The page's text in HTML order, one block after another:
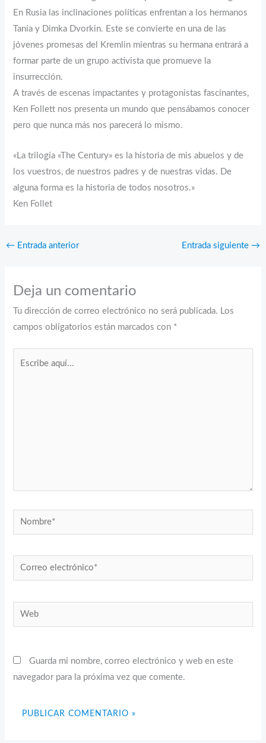
En Rusia las inclinaciones políticas enfrentan a los hermanos
Tania y Dimka Dvorkin. Este se convierte en una de las
jóvenes promesas del Kremlin mientras su hermana entrará a
formar parte de un grupo activista que promueve la
insurrección.
A través de escenas impactantes y protagonistas fascinantes,
Ken Follett nos presenta un mundo que pensábamos conocer
pero que nunca más nos parecerá lo mismo.
«La trilogía «The Century» es la historia de mis abuelos y de
los vuestros, de nuestros padres y de nuestras vidas. De
alguna forma es la historia de todos nosotros.»
Ken Follet
← Entrada anterior Entrada siguiente →
Deja un comentario
Tu dirección de correo electrónico no será publicada. Los
campos obligatorios están marcados con *
Nombre*
Correo
electrónico*
Web
Guarda mi nombre, correo electrónico y web en este
navegador para la próxima vez que comente.